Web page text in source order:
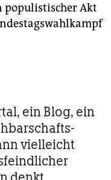
populistischer Akt
ein Blog, ein
vielleicht